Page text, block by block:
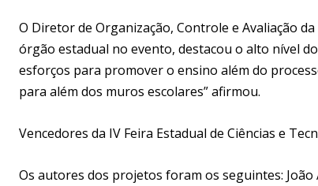
O Diretor de Organização, Controle e Avaliação
órgão estadual no evento, destacou o alto nível
esforços para promover o ensino além do
para além dos muros escolares” afirmou.
Vencedores da IV Feira Estadual de Ciências e
Os autores dos projetos foram os seguintes: